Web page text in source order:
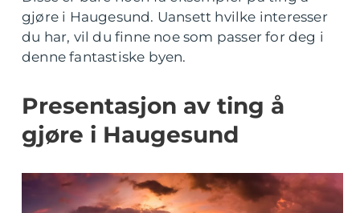
gjøre i Haugesund. Uansett hvilke interesser
du har, vil du finne noe som passer for deg i
denne fantastiske byen.
Presentasjon av ting å
gjøre i Haugesund